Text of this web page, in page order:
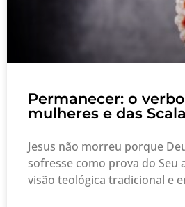
Permanecer: o
mulheres e das
Jesus não morreu porque
sofresse como prova do Seu
visão teológica tradicional e